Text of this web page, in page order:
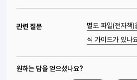
관련 질문
별도 파일(전자책
식 가이드가 있나
원하는 답을 얻으셨나요?